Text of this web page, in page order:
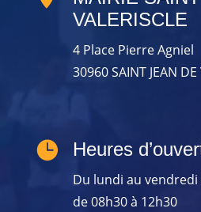
VALERISCLE
4 Place Pierre Agniel
30960 SAINT JEAN DE
 Heures
Du lundi au vendredi
de 08h30 à 12h30